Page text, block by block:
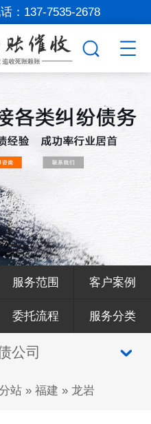
： 137-7535-2678
服务范围 客户案例
委托流程 服务分类
公司
站» 福建 » 龙岩